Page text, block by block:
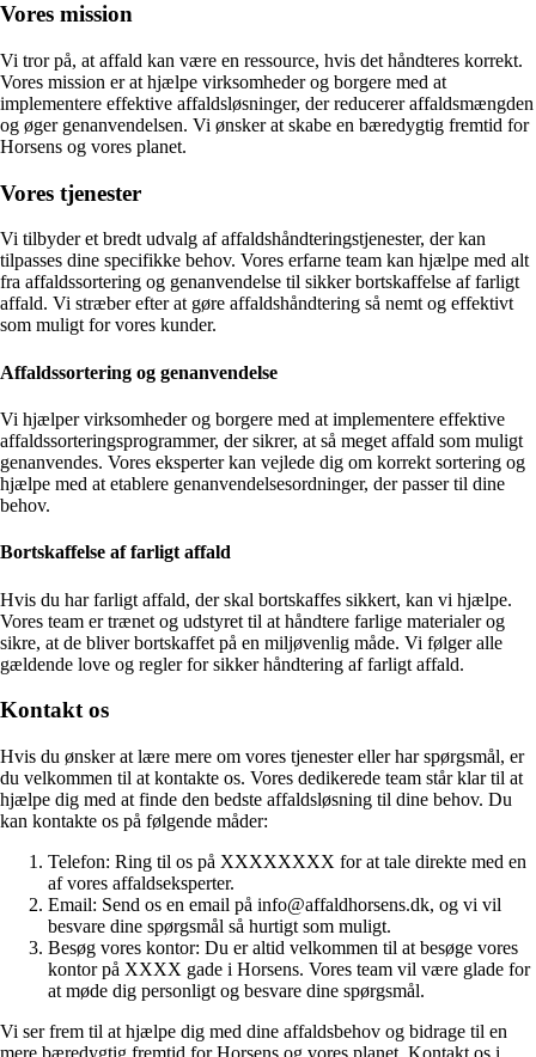
Vores mission
Vi tror på, at affald kan være en ressource, hvis det håndteres korrekt.
Vores mission er at hjælpe virksomheder og borgere med at
implementere effektive affaldsløsninger, der reducerer affaldsmængden
og øger genanvendelsen. Vi ønsker at skabe en bæredygtig fremtid for
Horsens og vores planet.
Vores tjenester
Vi tilbyder et bredt udvalg af affaldshåndteringstjenester, der kan
tilpasses dine specifikke behov. Vores erfarne team kan hjælpe med alt
fra affaldssortering og genanvendelse til sikker bortskaffelse af farligt
affald. Vi stræber efter at gøre affaldshåndtering så nemt og effektivt
som muligt for vores kunder.
Affaldssortering og genanvendelse
Vi hjælper virksomheder og borgere med at implementere effektive
affaldssorteringsprogrammer, der sikrer, at så meget affald som muligt
genanvendes. Vores eksperter kan vejlede dig om korrekt sortering og
hjælpe med at etablere genanvendelsesordninger, der passer til dine
behov.
Bortskaffelse af farligt affald
Hvis du har farligt affald, der skal bortskaffes sikkert, kan vi hjælpe.
Vores team er trænet og udstyret til at håndtere farlige materialer og
sikre, at de bliver bortskaffet på en miljøvenlig måde. Vi følger alle
gældende love og regler for sikker håndtering af farligt affald.
Kontakt os
Hvis du ønsker at lære mere om vores tjenester eller har spørgsmål, er
du velkommen til at kontakte os. Vores dedikerede team står klar til at
hjælpe dig med at finde den bedste affaldsløsning til dine behov. Du
kan kontakte os på følgende måder:
Telefon: Ring til os på XXXXXXXX for at tale direkte med en
af vores affaldseksperter.
Email: Send os en email på info@affaldhorsens.dk, og vi vil
besvare dine spørgsmål så hurtigt som muligt.
Besøg vores kontor: Du er altid velkommen til at besøge vores
kontor på XXXX gade i Horsens. Vores team vil være glade for
at møde dig personligt og besvare dine spørgsmål.
Vi ser frem til at hjælpe dig med dine affaldsbehov og bidrage til en
mere bæredygtig fremtid for Horsens og vores planet. Kontakt os i